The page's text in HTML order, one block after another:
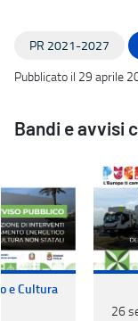
PR 2021-2027
Pubblicato il 29 aprile
Bandi e avvisi
e Cultura
26